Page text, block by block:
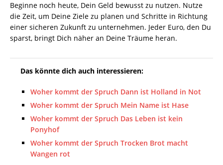
Beginne noch heute, Dein Geld bewusst zu nutzen. Nutze
die Zeit, um Deine Ziele zu planen und Schritte in Richtung
einer sicheren Zukunft zu unternehmen. Jeder Euro, den Du
sparst, bringt Dich näher an Deine Träume heran.
Das könnte dich auch interessieren:
Woher kommt der Spruch Dann ist Holland in Not
Woher kommt der Spruch Mein Name ist Hase
Woher kommt der Spruch Das Leben ist kein
Ponyhof
Woher kommt der Spruch Trocken Brot macht
Wangen rot